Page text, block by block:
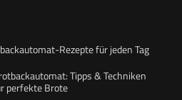
Rezepte für jeden Tag
Tipps & Techniken
perfekte Brote